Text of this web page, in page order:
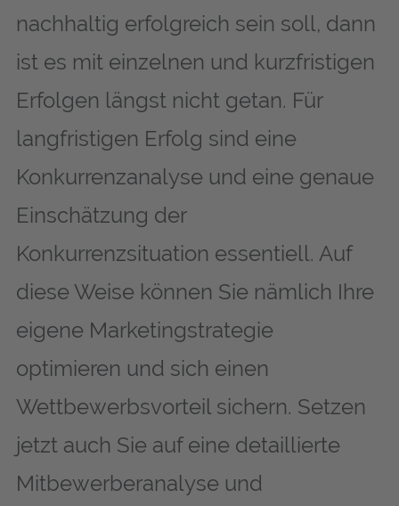
nachhaltig erfolgreich sein soll, dann
ist es mit einzelnen und kurzfristigen
Erfolgen längst nicht getan. Für
langfristigen Erfolg sind eine
Konkurrenzanalyse und eine genaue
Einschätzung der
Konkurrenzsituation essentiell. Auf
diese Weise können Sie nämlich Ihre
eigene Marketingstrategie
optimieren und sich einen
Wettbewerbsvorteil sichern. Setzen
jetzt auch Sie auf eine detaillierte
Mitbewerberanalyse und